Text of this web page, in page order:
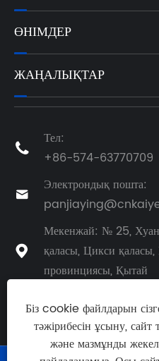
ӨНІМДЕР
ЖАҢАЛЫҚТАР

Тел:
+86-574-63770709

Электрондық пошта:

Мекенжай: № 25,
қаласы, Цикси
провинциясы, Қытай
Біз cookie файлдарын
тәжірибесін ұсыну, сайт
және мазмұнды